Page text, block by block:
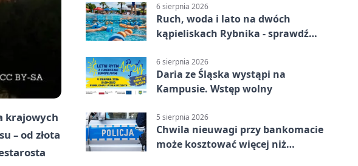
krajowych
– od złota
6 sierpnia 2026
Ruch, woda i lato na dwóch
kąpieliskach Rybnika - sprawdź
6 sierpnia 2026
Daria ze Śląska wystąpi na
Kampusie. Wstęp wolny
5 sierpnia 2026
Chwila nieuwagi przy bankomacie
może kosztować więcej niż